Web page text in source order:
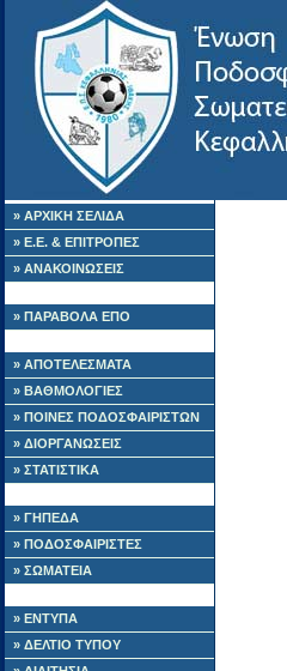
» ΑΡΧΙΚΗ ΣΕΛΙΔΑ
» Ε.Ε. & ΕΠΙΤΡΟΠΕΣ
» ΑΝΑΚΟΙΝΩΣΕΙΣ
» ΠΑΡΑΒΟΛΑ ΕΠΟ
» ΑΠΟΤΕΛΕΣΜΑΤΑ
» ΒΑΘΜΟΛΟΓΙΕΣ
» ΠΟΙΝΕΣ ΠΟΔΟΣΦΑΙΡΙΣΤΩΝ
» ΔΙΟΡΓΑΝΩΣΕΙΣ
» ΣΤΑΤΙΣΤΙΚΑ
» ΓΗΠΕΔΑ
» ΠΟΔΟΣΦΑΙΡΙΣΤΕΣ
» ΣΩΜΑΤΕΙΑ
» ΕΝΤΥΠΑ
» ΔΕΛΤΙΟ ΤΥΠΟΥ